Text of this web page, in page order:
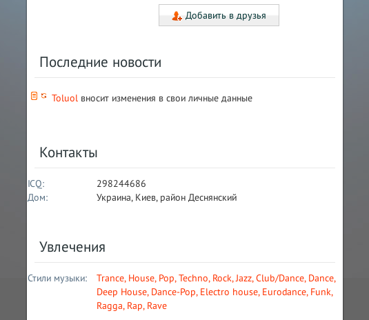
Добавить в друзья
Последние новости
Toluol вносит изменения в свои личные данные
Контакты
ICQ:
298244686
Дом:
Украина, Киев, район Деснянский
Увлечения
Стили музыки: Trance, House, Pop,Techno, Rock,Jazz,Club/Dance, Dance,
Deep House, Dance-Pop, Electro house, Eurodance, Funk,
Ragga, Rap, Rave